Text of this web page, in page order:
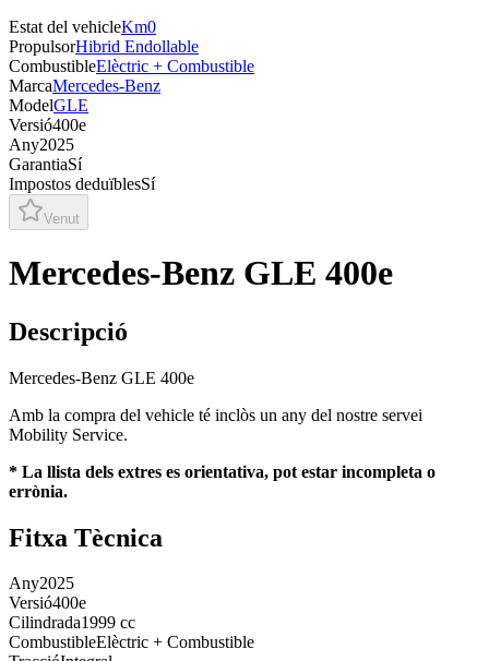
Estat del vehicleKm0
PropulsorHibrid Endollable
CombustibleElèctric + Combustible
MarcaMercedes-Benz
ModelGLE
Versió400e
Any2025
GarantiaSí
Impostos deduïblesSí
Venut
Mercedes-Benz GLE 400e
Descripció
Mercedes-Benz GLE 400e
Amb la compra del vehicle té inclòs un any del nostre servei
Mobility Service.
* La llista dels extres es orientativa, pot estar incompleta o
errònia.
Fitxa Tècnica
Any2025
Versió400e
Cilindrada1999 cc
CombustibleElèctric + Combustible